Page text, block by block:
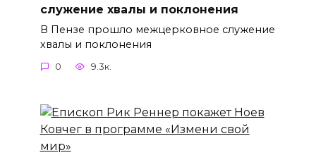
служение хвалы и поклонения
В Пензе прошло межцерковное служение
хвалы и поклонения
0 9.3к.